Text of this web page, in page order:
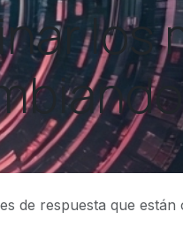
los
que están cambiando